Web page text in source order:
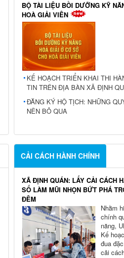
BỘ TÀI LIỆU BỒI DƯỠNG KỸ
HOÀ GIẢI VIÊN
KẾ HOẠCH TRIỂN KHAI THI
TIN TRÊN ĐỊA BÀN XÃ ĐỊNH
ĐĂNG KÝ HỘ TỊCH: NHỮNG
NÊN BỎ QUA
CẢI CÁCH HÀNH CHÍNH
XÃ ĐỊNH QUÁN: LẤY CẢI CÁCH
SỐ LÀM MŨI NHỌN BỨT PHÁ
ĐÊM
Nhằm
chính
năng,
Kế
đua
cải